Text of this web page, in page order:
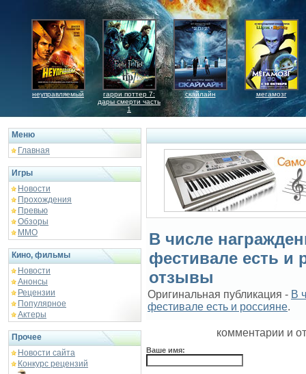
неуправляемый
гарри поттер 7:
дары смерти часть
1
скайлайн мегамозг
Меню
Главная
Игры
Новости
Прохождения
Превью
Обзоры
ММО
Кино, фильмы
Новости
Анонсы
Рецензии
Популярное
Актеры
Прочее
Новости сайта
Конкурс рецензий
В числе
фестивале есть и
отзывы
Оригинальная публикация - В
фестивале есть и россияне.
комментарии и
Ваше имя: